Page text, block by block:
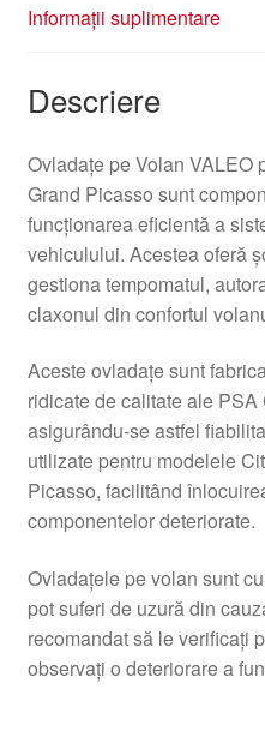
Informații suplimentare
Descriere
Ovladațe pe Volan VALEO
Grand Picasso sunt
funcționarea eficientă a
vehiculului. Acestea oferă
gestiona tempomatul,
claxonul din confortul
Aceste ovladațe sunt
ridicate de calitate ale PSA
asigurându-se astfel
utilizate pentru modelele
Picasso, facilitând
componentelor deteriorate.
Ovladațele pe volan sunt
pot suferi de uzură din
recomandat să le verificați
observați o deteriorare a